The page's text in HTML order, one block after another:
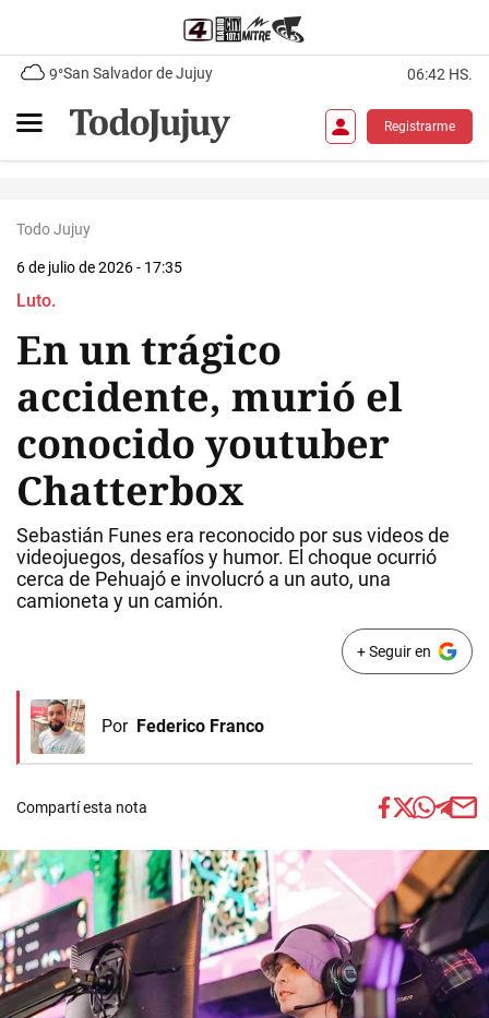
9°San Salvador de Jujuy 06:42 HS.
Registrarme
Todo Jujuy
6 de julio de 2026 - 17:35
Luto.
En un trágico
accidente, murió el
conocido youtuber
Chatterbox
Sebastián Funes era reconocido por sus videos de
videojuegos, desafíos y humor. El choque ocurrió
cerca de Pehuajó e involucró a un auto, una
camioneta y un camión.
+ Seguir en
Por Federico Franco
Compartí esta nota